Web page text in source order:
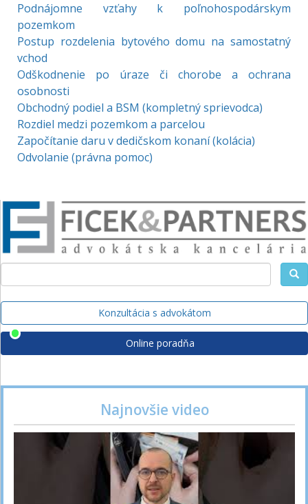
Podnájomne vzťahy k poľnohospodárskym
pozemkom
Postup rozdelenia bytového domu na samostatný
vchod
Odškodnenie po úraze či chorobe a ochrana
osobnosti
Obchodný podiel a BSM (kompletný sprievodca)
Rozdiel medzi pozemkom a parcelou
Započítanie daru v dedičskom konaní (kolácia)
Odvolanie (právna pomoc)
Konzultácia s advokátom
Online poradňa
Najnovšie video